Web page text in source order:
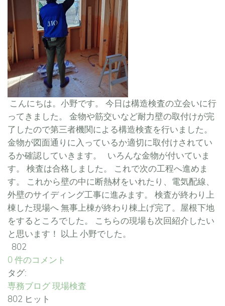
こんにちは。小野です。 今日は構造検査の立会いに行
ってきました。 金物や筋交いなど耐力壁の取付けが完
了したので第三者機関による構造検査を行いました。
金物が図面通りに入っているか適切に取付けされてい
るか確認していきます。 いろんな金物が付いていま
す。 検査は合格しました。 これで次の工程へ進めま
す。 これから壁の中に断熱材をいれたり、電気配線、
外壁のサイディング工事に進みます。 検査が終わり上
棟した現場へ 無事上棟が終わり棟上げ完了。屋根下地
をするところでした。 こちらの現場も次回紹介したい
と思います！ 以上 小野でした。
802
0 件のコメント
タグ:
専務ブログ現場検査
802 ヒット